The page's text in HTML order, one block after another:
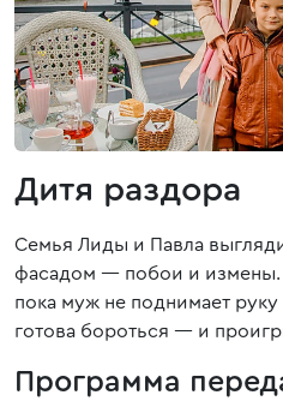
Дитя раздора
Семья Лиды и Павла
фасадом — побои и измены.
пока муж не поднимает руку
готова бороться — и
Программа